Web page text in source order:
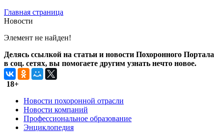
Главная страница
Новости
Элемент не найден!
Делясь ссылкой на статьи и новости Похоронного Портала
в соц. сетях, вы помогаете другим узнать нечто новое.
18+
Новости похоронной отрасли
Новости компаний
Профессиональное образование
Энциклопедия